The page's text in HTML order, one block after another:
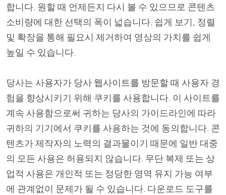
합니다. 원할 때 언제든지 다시 볼 수 있으므로 콘텐츠
소비량에 대한 선택의 폭이 넓습니다. 쉽게 보기, 정렬
및 확장을 통해 필요시 제거하여 영상의 가치를 쉽게
높일 수 있습니다.
당사는 사용자가 당사 웹사이트를 방문할 때 사용자 경
험을 향상시키기 위해 쿠키를 사용합니다. 이 사이트를
계속 사용함으로써 귀하는 당사의 가이드라인에 따라
귀하의 기기에서 쿠키를 사용하는 것에 동의합니다. 콘
텐츠가 제작자의 노력의 결과물이기 때문에 일반 대중
의 모든 사용은 허용되지 않습니다. 무단 복제 또는 상
업적 사용은 개인적 또는 정당한 영역 유지 가능 여부
에 관계없이 문제가 될 수 있습니다. 다운로드 도구를